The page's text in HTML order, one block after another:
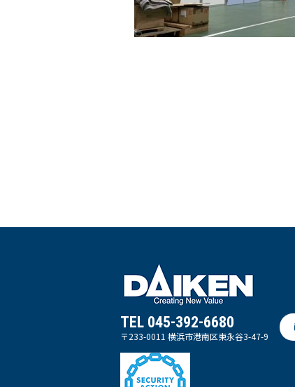
TEL 045-392-6680
〒233-0011 横浜市港南区東永谷3-47-9